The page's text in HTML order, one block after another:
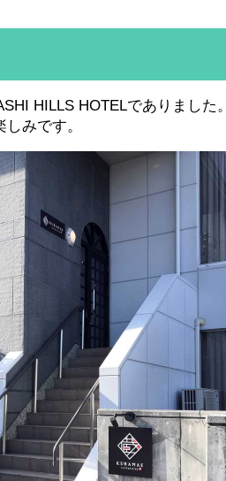
HILLS HOTELでありました
みです。